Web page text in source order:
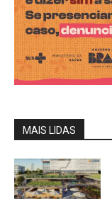
MAIS LIDAS